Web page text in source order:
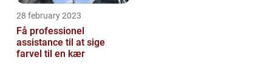
28 february 2023
Få professionel
assistance til at sige
farvel til en kær